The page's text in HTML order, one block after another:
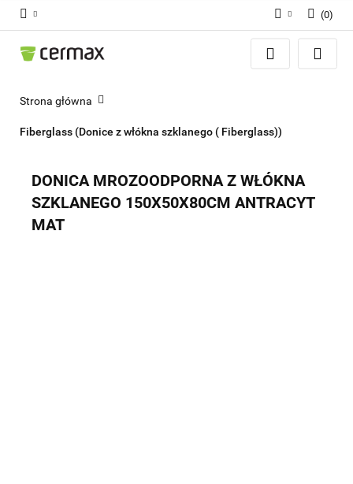
Zaloguj się
(0)
Strona główna
Fiberglass (Donice z włókna szklanego ( Fiberglass))
DONICA MROZOODPORNA Z WŁÓKNA
SZKLANEGO 150X50X80CM ANTRACYT
MAT